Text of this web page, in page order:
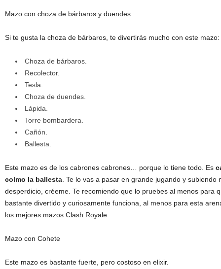
Mazo con choza de bárbaros y duendes
Si te gusta la choza de bárbaros, te divertirás mucho con este mazo:
Choza de bárbaros.
Recolector.
Tesla.
Choza de duendes.
Lápida.
Torre bombardera.
Cañón.
Ballesta.
Este mazo es de los cabrones cabrones… porque lo tiene todo. Es
colmo la ballesta . Te lo vas a pasar en grande jugando y subiendo
desperdicio, créeme. Te recomiendo que lo pruebes al menos para
bastante divertido y curiosamente funciona, al menos para esta
los mejores mazos Clash Royale.
Mazo con Cohete
Este mazo es bastante fuerte, pero costoso en elixir.